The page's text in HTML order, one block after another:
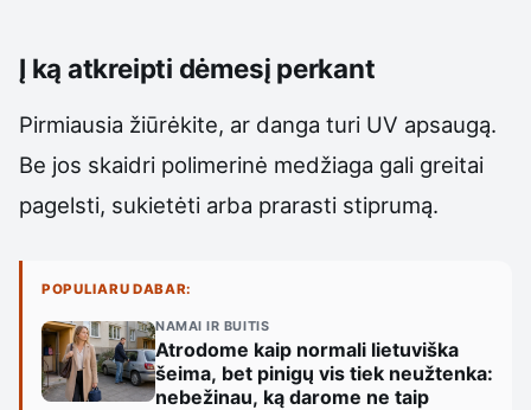
Į ką atkreipti dėmesį perkant
Pirmiausia žiūrėkite, ar danga turi UV apsaugą.
Be jos skaidri polimerinė medžiaga gali greitai
pagelsti, sukietėti arba prarasti stiprumą.
POPULIARU DABAR:
NAMAI IR BUITIS
Atrodome kaip normali lietuviška
šeima, bet pinigų vis tiek neužtenka:
nebežinau, ką darome ne taip